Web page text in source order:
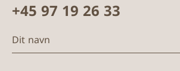
+45 97 19 26 33